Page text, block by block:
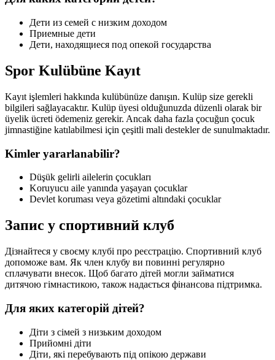
Дети из семей с низким доходом
Приемные дети
Дети, находящиеся под опекой государства
Spor Kulübüne Kayıt
Kayıt işlemleri hakkında kulübünüze danışın. Kulüp size gerekli
bilgileri sağlayacaktır. Kulüp üyesi olduğunuzda düzenli olarak bir
üyelik ücreti ödemeniz gerekir. Ancak daha fazla çocuğun çocuk
jimnastiğine katılabilmesi için çeşitli mali destekler de sunulmaktadır.
Kimler yararlanabilir?
Düşük gelirli ailelerin çocukları
Koruyucu aile yanında yaşayan çocuklar
Devlet koruması veya gözetimi altındaki çocuklar
Запис у спортивний клуб
Дізнайтеся у своєму клубі про реєстрацію. Спортивний клуб
допоможе вам. Як член клубу ви повинні регулярно
сплачувати внесок. Щоб багато дітей могли займатися
дитячою гімнастикою, також надається фінансова підтримка.
Для яких категорій дітей?
Діти з сімей з низьким доходом
Прийомні діти
Діти, які перебувають під опікою держави